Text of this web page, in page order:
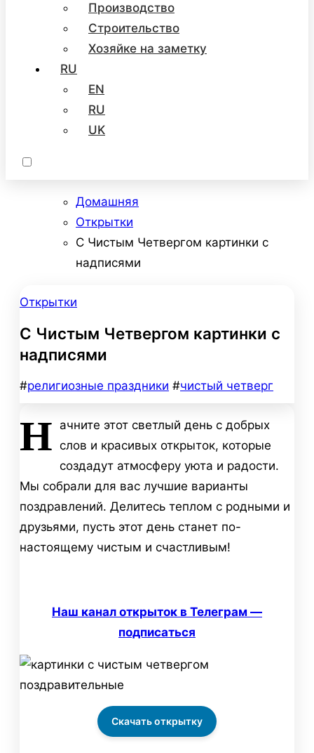
Производство
Строительство
Хозяйке на заметку
RU
EN
RU
UK
Домашняя
Открытки
С Чистым Четвергом картинки с
надписями
Открытки
С Чистым Четвергом картинки с
надписями
#религиозные праздники #чистый четверг
Н ачните этот светлый день с добрых
слов и красивых открыток, которые
создадут атмосферу уюта и радости.
Мы собрали для вас лучшие варианты
поздравлений. Делитесь теплом с родными и
друзьями, пусть этот день станет по-
настоящему чистым и счастливым!
Наш канал открыток в Телеграм —
подписаться
Скачать открытку